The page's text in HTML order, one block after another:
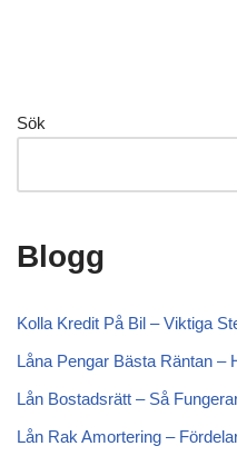
Sök
Blogg
Kolla Kredit På Bil – Viktiga
Låna Pengar Bästa Räntan –
Lån Bostadsrätt – Så
Lån Rak Amortering –